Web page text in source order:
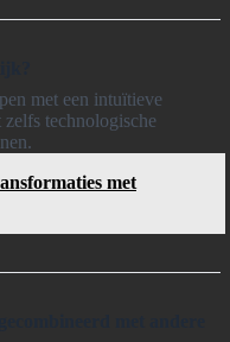
met een intuïtieve
technologische
met